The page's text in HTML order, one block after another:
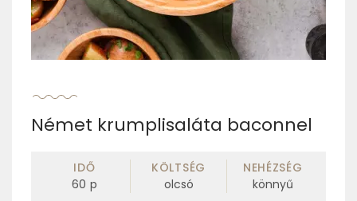
Német krumplisaláta baconnel
IDŐ
60 p
KÖLTSÉG
olcsó
NEHÉZSÉG
könnyű